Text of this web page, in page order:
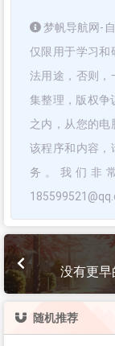
梦帆导航网-
仅限用于学习和
法用途，否则，
集整理，版权争
之内，从您的电
该程序和内容，
务。我们非
没有更
随机推荐